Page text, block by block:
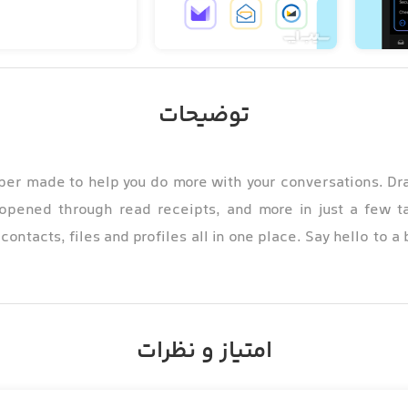
توضیحات
made to help you do more with your conversations.
through read receipts, and more in just a few
files and profiles all in one place. Say hello to
with just a tap thanks to our AI generated
امتیاز و نظرات